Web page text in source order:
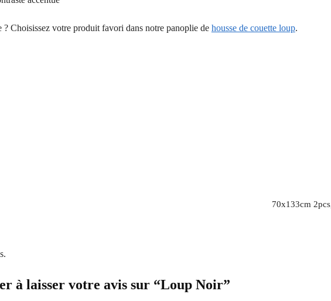
? Choisissez votre produit favori dans notre panoplie de housse de couette loup.
70x133cm
à laisser votre avis sur “Loup Noir”